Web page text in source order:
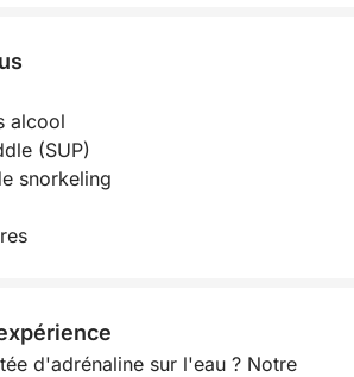
alcool
(SUP)
snorkeling
d'adrénaline sur l'eau ? Notre